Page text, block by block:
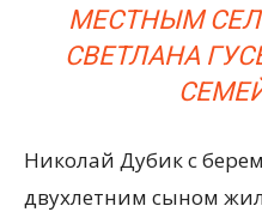
МЕСТНЫМ
СВЕТЛАНА
Николай Дубик с
двухлетним сыном